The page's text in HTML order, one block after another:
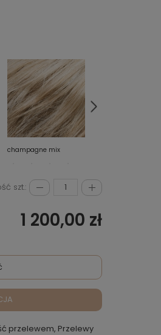
champagne mix
szt.:
1 200,00 zł
przelewem, Przelewy